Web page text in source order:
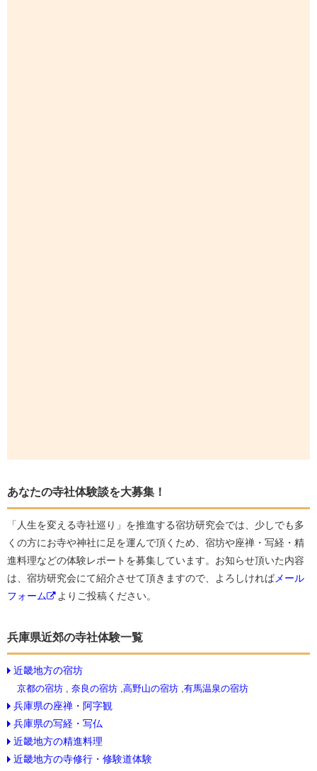
あなたの寺社体験談を大募集！
「人生を変える寺社巡り」を推進する宿坊研究会では、少しでも多
くの方にお寺や神社に足を運んで頂くため、宿坊や座禅・写経・精
進料理などの体験レポートを募集しています。お知らせ頂いた内容
は、宿坊研究会にて紹介させて頂きますので、よろしければメール
フォーム
よりご投稿ください。
兵庫県近郊の寺社体験一覧
近畿地方の宿坊
京都の宿坊 , 奈良の宿坊 ,高野山の宿坊 ,有馬温泉の宿坊
兵庫県の座禅・阿字観
兵庫県の写経・写仏
近畿地方の精進料理
近畿地方の寺修行・修験道体験